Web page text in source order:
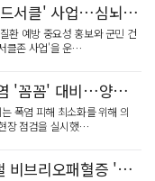
영암 대불렉시안, 임대보증금 보증 가입 완료…'주거 안…
전남광주특별시 광산구, 여름 '식중독 비상' 예방 캠페…
원 장…
영암군민속씨름단 '영민씨', 111회 우승…영암 대표 …
진도군, '찾아가는 레드서클' 사업…심뇌혈관 예방 총력
환 예방 중요성 홍보와 군민 건
클존 사업'을 운…
이재각 진도군수, 폭염 '꼼꼼' 대비…양식장·경로당 점검
폭염 피해 최소화를 위해 의
장 점검을 실시했…
진도군보건소, 여름철 비브리오패혈증 '어르신' 예방 총력